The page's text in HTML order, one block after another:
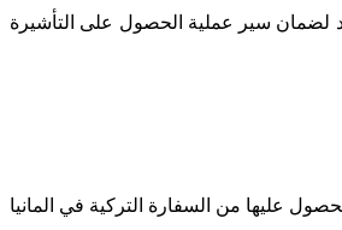
لضمان سير عملية الحصول على التأشيرة
عليها من السفارة التركية في المانيا